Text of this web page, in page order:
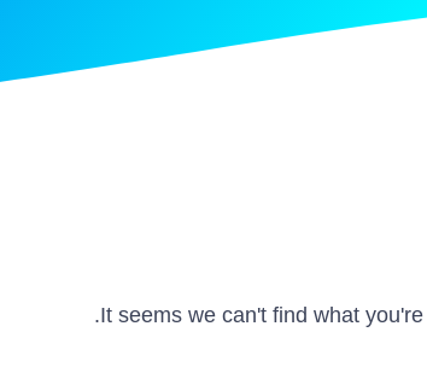
It seems we can't find what you're